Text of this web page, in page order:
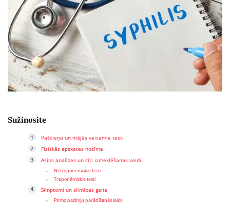
Sužinosite
Pašcieņa un mājās veicamie testi
Fiziskās apskates nozīme
Asins analīzes un citi izmeklēšanas veidi
Netreponēmiskie testi
Treponēmiskie testi
Simptomi un slimības gaita
Pirmo pazīmju parādīšanās laiks